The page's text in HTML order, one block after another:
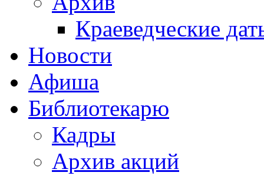
Краеведческие
Новости
Афиша
Библиотекарю
Кадры
Архив акций